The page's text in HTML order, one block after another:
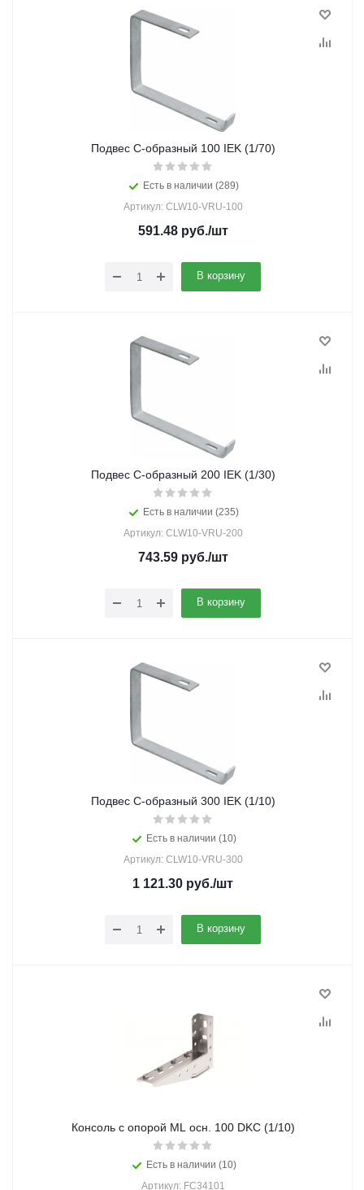
Подвес C-образный 100 IEK (1/70)
Есть в наличии (289)
Артикул: CLW10-VRU-100
591.48руб./шт
В корзину
Подвес C-образный 200 IEK (1/30)
Есть в наличии (235)
Артикул: CLW10-VRU-200
743.59руб./шт
В корзину
Подвес C-образный 300 IEK (1/10)
Есть в наличии (10)
Артикул: CLW10-VRU-300
1 121.30 руб./шт
В корзину
Консоль с опорой ML осн. 100 DKC (1/10)
Есть в наличии (10)
Артикул: FC34101